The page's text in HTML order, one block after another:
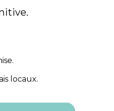
locaux.